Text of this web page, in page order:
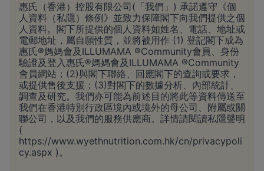
惠氏（香港）控股有限公司(「我們」) 承諾遵守《個
人資料（私隱）條例》並致力保障閣下向我們提供之個
人資料。閣下所提供的個人資料如姓名、電話、地址或
電郵地址，屬自願性質，並將被用作 (1) 登記閣下成為
惠氏®媽媽會及ILLUMAMA ®Community會員、身份
驗證及登入惠氏®媽媽會及ILLUMAMA ®Community
會員網站；(2)與閣下聯絡、回應閣下的查詢或要求，
或提供售後支援；(3)對閣下的數據分析、內部統計、
調查及研究。我們亦可能為前述目的將此等資料傳送至
我們在香港特別行政區境內或境外的母公司、附屬或關
聯公司，以及我們的服務供應商。詳情請閱讀私隱聲明
(
https://www.wyethnutrition.com.hk/cn/privacypoli
cy.aspx )。